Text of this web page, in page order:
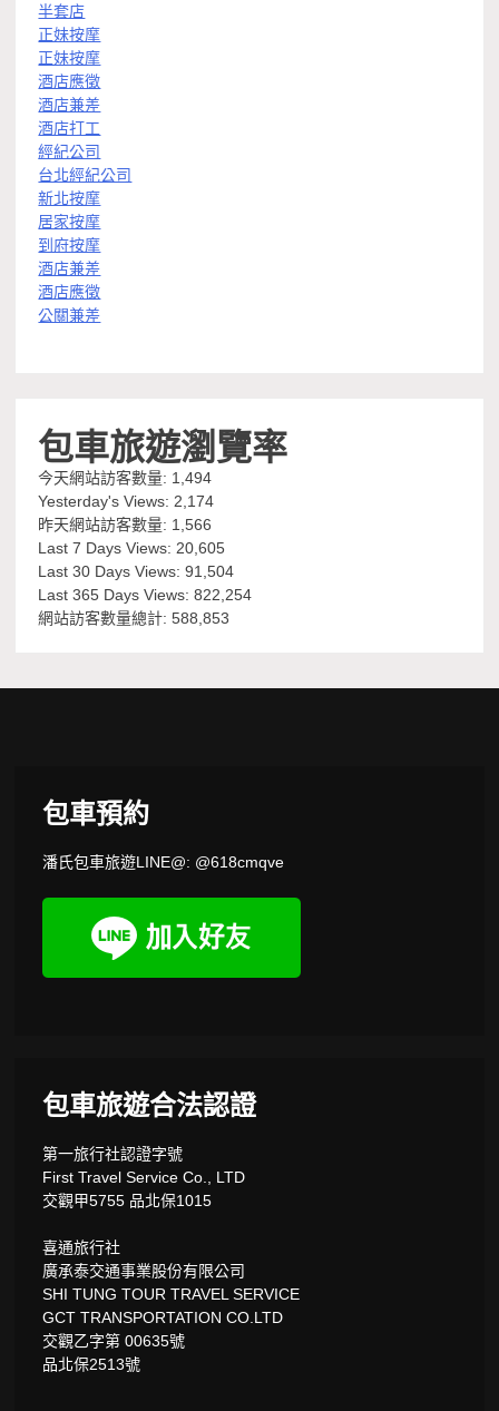
半套店
正妹按摩
正妹按摩
酒店應徵
酒店兼差
酒店打工
經紀公司
台北經紀公司
新北按摩
居家按摩
到府按摩
酒店兼差
酒店應徵
公關兼差
包車旅遊瀏覽率
今天網站訪客數量: 1,494
Yesterday's Views: 2,174
昨天網站訪客數量: 1,566
Last 7 Days Views: 20,605
Last 30 Days Views:91,504
Last 365 Days Views:822,254
網站訪客數量總計:588,853
包車預約
潘氏包車旅遊LINE@: @618cmqve
包車旅遊合法認證
第一旅行社認證字號
First Travel Service Co., LTD
交觀甲5755 品北保1015
喜通旅行社
廣承泰交通事業股份有限公司
SHI TUNG TOUR TRAVEL SERVICE
GCT TRANSPORTATION CO.LTD
交觀乙字第 00635號
品北保2513號